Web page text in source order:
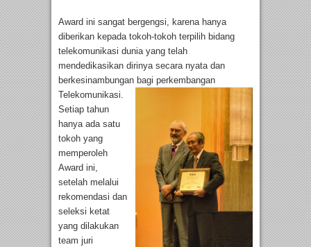
Award ini sangat bergengsi, karena hanya
diberikan kepada tokoh-tokoh terpilih bidang
telekomunikasi dunia yang telah
mendedikasikan dirinya secara nyata dan
berkesinambungan bagi perkembangan
Telekomunikasi.
Setiap tahun
hanya ada satu
tokoh yang
memperoleh
Award ini,
setelah melalui
rekomendasi dan
seleksi ketat
yang dilakukan
team juri